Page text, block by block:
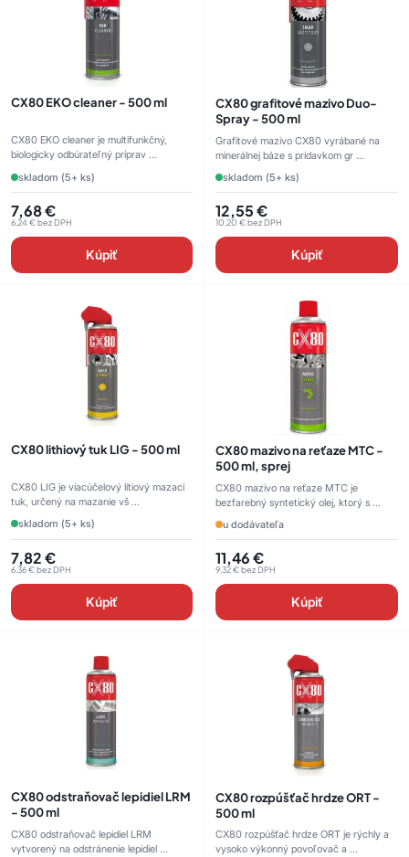
CX80 EKO cleaner - 500 ml
CX80 EKO cleaner je multifunkčný,
biologicky odbúrateľný príprav ...
skladom (5+ ks)
7,68€
6,24 €bez DPH
Kúpiť
CX80 grafitové mazivo Duo-
Spray - 500 ml
Grafitové mazivo CX80 vyrábané na
minerálnej báze s prídavkom gr ...
skladom (5+ ks)
12,55€
10,20 €bez DPH
Kúpiť
CX80 lithiový tuk LIG - 500 ml
CX80 LIG je viacúčelový lítiový mazací
tuk, určený na mazanie vš ...
skladom (5+ ks)
7,82€
6,36€bez DPH
Kúpiť
CX80 mazivo na reťaze MTC -
500 ml, sprej
CX80 mazivo na reťaze MTC je
bezfarebný syntetický olej, ktorý s ...
u dodávateľa
11,46€
9,32€bez DPH
Kúpiť
CX80 odstraňovač lepidiel LRM
- 500 ml
CX80 odstraňovač lepidiel LRM
vytvorený na odstránenie lepidiel ...
CX80 rozpúšťač hrdze ORT -
500 ml
CX80 rozpúšťač hrdze ORT je rýchly a
vysoko výkonný povoľovač a ...